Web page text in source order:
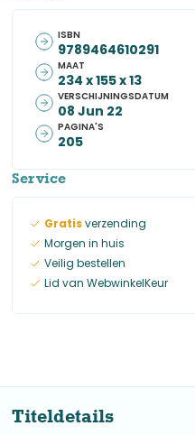
ISBN
9789464610291
MAAT
234 x 155 x 13
VERSCHIJNINGSDATUM
08 Jun 22
PAGINA'S
205
Service
Gratisverzending
Morgen in huis
Veilig bestellen
Lid van WebwinkelKeur
Titeldetails